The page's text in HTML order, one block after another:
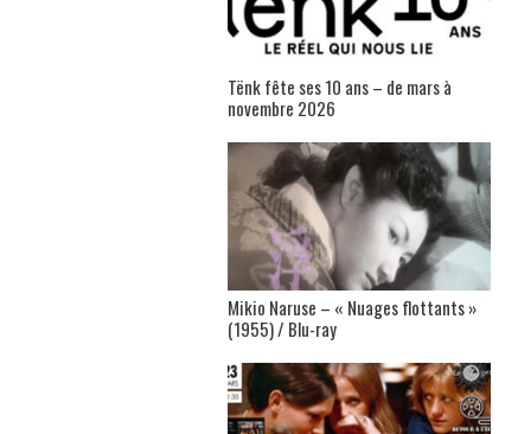
Tënk fête ses 10 ans – de mars à
novembre 2026
Mikio Naruse – « Nuages flottants »
(1955) / Blu-ray